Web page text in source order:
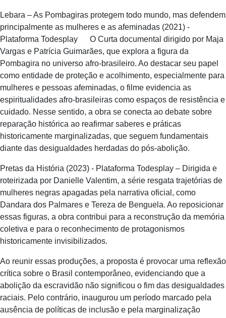
Lebara – As Pombagiras protegem todo mundo, mas defendem
principalmente as mulheres e as afeminadas (2021) -
Plataforma Todesplay O Curta documental dirigido por Maja
Vargas e Patrícia Guimarães, que explora a figura da
Pombagira no universo afro-brasileiro. Ao destacar seu papel
como entidade de proteção e acolhimento, especialmente para
mulheres e pessoas afeminadas, o filme evidencia as
espiritualidades afro-brasileiras como espaços de resistência e
cuidado. Nesse sentido, a obra se conecta ao debate sobre
reparação histórica ao reafirmar saberes e práticas
historicamente marginalizadas, que seguem fundamentais
diante das desigualdades herdadas do pós-abolição.
Pretas da História (2023) - Plataforma Todesplay – Dirigida e
roteirizada por Danielle Valentim, a série resgata trajetórias de
mulheres negras apagadas pela narrativa oficial, como
Dandara dos Palmares e Tereza de Benguela. Ao reposicionar
essas figuras, a obra contribui para a reconstrução da memória
coletiva e para o reconhecimento de protagonismos
historicamente invisibilizados.
Ao reunir essas produções, a proposta é provocar uma reflexão
crítica sobre o Brasil contemporâneo, evidenciando que a
abolição da escravidão não significou o fim das desigualdades
raciais. Pelo contrário, inaugurou um período marcado pela
ausência de políticas de inclusão e pela marginalização